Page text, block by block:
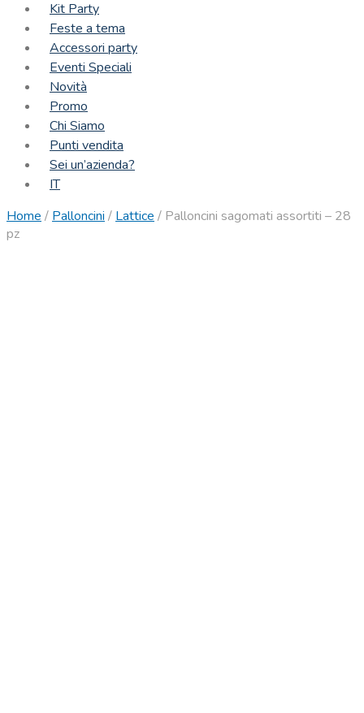
Kit Party
Feste a tema
Accessori party
Eventi Speciali
Novità
Promo
Chi Siamo
Punti vendita
Sei un’azienda?
IT
Home / Palloncini / Lattice / Palloncini sagomati assortiti – 28
pz